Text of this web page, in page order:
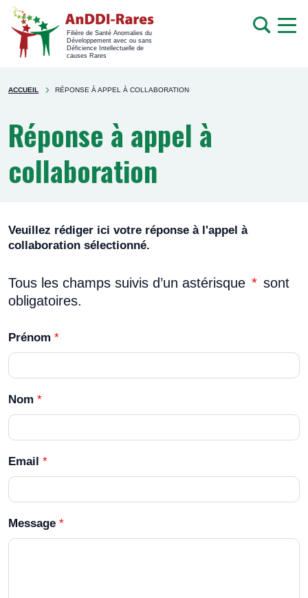
Filière de Santé Anomalies du
Développement avec ou sans
Déficience Intellectuelle de
causes Rares
Rechercher
sur
You're
ACCUEIL RÉPONSE À APPEL À COLLABORATION
Réponse à appel à
collaboration
Veuillez rédiger ici votre réponse à l'appel à
collaboration sélectionné.
Tous les champs suivis d’un astérisque * sont
obligatoires.
Prénom *
Nom *
Email *
Message *